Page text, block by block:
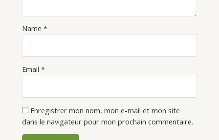
Name*
Email*
Enregistrer mon nom, mon e-mail et mon site
dans le navigateur pour mon prochain commentaire.